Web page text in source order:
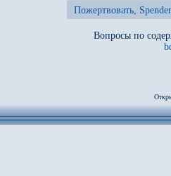
Пожертвовать,
Вопросы по